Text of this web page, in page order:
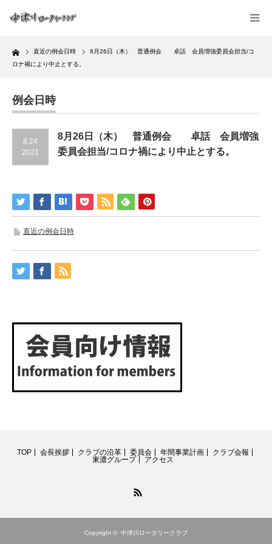
Home 直近の例会日時
8月26日（木） 普通例会 卓話 会員増強委員会担当/コ
ロナ禍により中止とする。
例会日時
8.24
2021
8月26日（木） 普通例会 卓話 会員増強
委員会担当/コロナ禍により中止とする。
直近の例会日時
TOP 会長挨拶 クラブの沿革 委員会 年間事業計画
クラブ会報
東濃グループ
アクセス
Copyright © 中津川ロータリークラブ